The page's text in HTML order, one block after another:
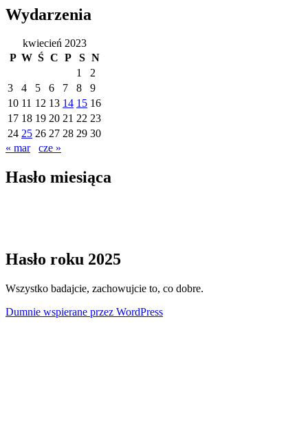
Wydarzenia
kwiecień 2023
P W Ś C P S N
1
2
3
4 5 6 7 8
9
10 11 12 13 14 15 16
17 18 19 20 21 22 23
24 25 26 27 28 29 30
« mar
cze »
Hasło miesiąca
Hasło roku 2025
Wszystko badajcie, zachowujcie to, co dobre.
Dumnie wspierane przez WordPress